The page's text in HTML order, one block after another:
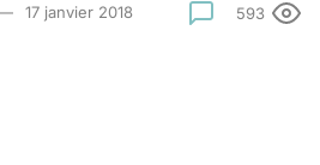
17 janvier 2018 593